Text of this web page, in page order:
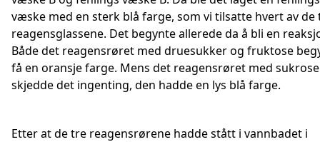
væske med en sterk blå farge, som vi tilsatte hvert av de
reagensglassene. Det begynte allerede da å bli en
Både det reagensrøret med druesukker og fruktose
få en oransje farge. Mens det reagensrøret med sukrose
skjedde det ingenting, den hadde en lys blå farge.
Etter at de tre reagensrørene hadde stått i vannbadet i